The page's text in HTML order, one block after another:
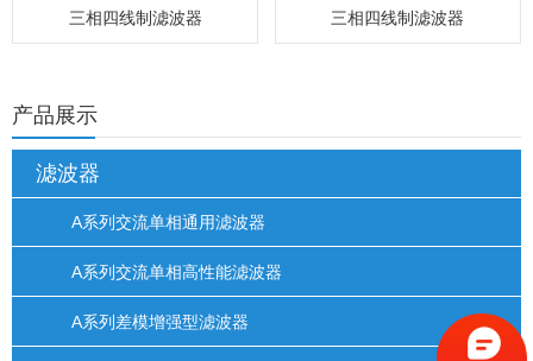
产品展示
滤波器
A系列交流单相通用滤波器
A系列交流单相高性能滤波器
A系列差模增强型滤波器
三相四线制滤波器 三相四线制滤波器